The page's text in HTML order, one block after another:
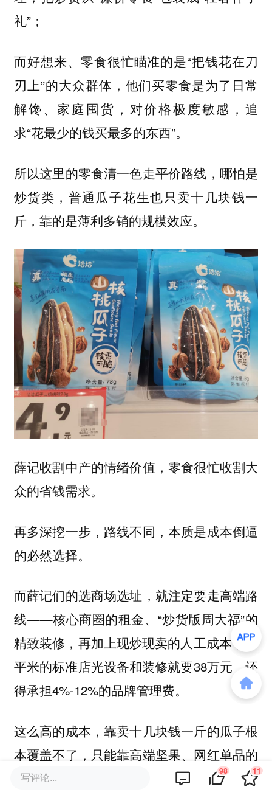
礼”；
而好想来、零食很忙瞄准的是“把钱花在刀
刃上”的大众群体，他们买零食是为了日常
解馋、家庭囤货，对价格极度敏感，追
求“花最少的钱买最多的东西”。
所以这里的零食清一色走平价路线，哪怕是
炒货类，普通瓜子花生也只卖十几块钱一
斤，靠的是薄利多销的规模效应。
薛记收割中产的情绪价值，零食很忙收割大
众的省钱需求。
再多深挖一步，路线不同，本质是成本倒逼
的必然选择。
而薛记们的选商场选址，就注定要走高端路
线——核心商圈的租金、“炒货版周大福”的
精致装修，再加上现炒现卖的人工成本，80
平米的标准店光设备和装修就要38万元，还
得承担4%-12%的品牌管理费。
这么高的成本，靠卖十几块钱一斤的瓜子根
本覆盖不了，只能靠高端坚果、网红单品的
高毛利撑着。
写评论... 98 11